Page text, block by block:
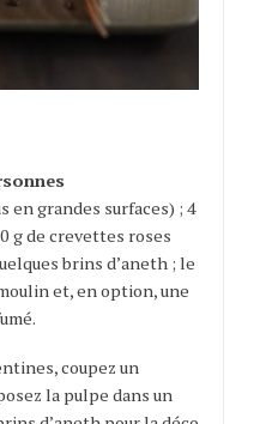
en grandes surfaces) ; 4
g de crevettes roses
brins d’aneth ; le
et, en option, une
coupez un
la pulpe dans un